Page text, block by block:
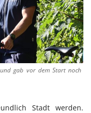
gab vor dem Start noch
Stadt werden.